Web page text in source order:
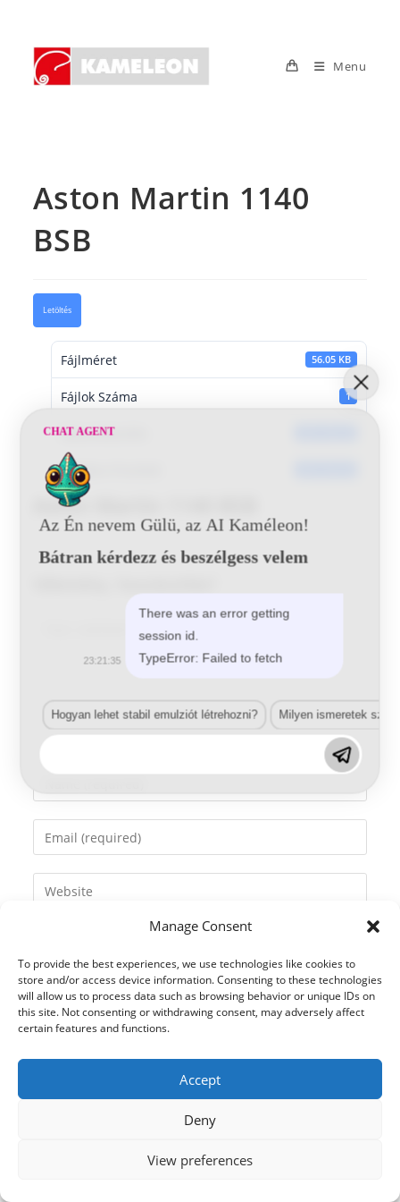
Manage Consent
To provide the best experiences, we use technologies like cookies to
store and/or access device information. Consenting to these technologies
will allow us to process data such as browsing behavior or unique IDs on
this site. Not consenting or withdrawing consent, may adversely affect
certain features and functions.
Accept
Deny
View preferences
content
Menu
Aston Martin 1140
BSB
Letöltés
Fájlméret 56.05 KB
Fájlok Száma 1
Dátumkészítés
Utoljára frissített
Aston Martin 1140 BSB
Enter
your
name
Enter
your
email
address
Enter
your
(optional)
© 2021 Kaméleon Hungary Kft. Minden jog fenntartva. All rights
CHAT AGENT
Az Én nevem Gülü, az AI Kaméleon!
Bátran kérdezz és beszélgess velem
There was an error getting
session id.
TypeError: Failed to fetch
23:21:35
Hogyan lehet stabil emulziót létrehozni? Milyen ismeretek